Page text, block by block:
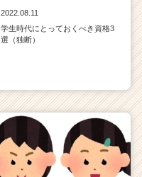
2022.08.11
学生時代にとっておくべき資格3
選（独断）